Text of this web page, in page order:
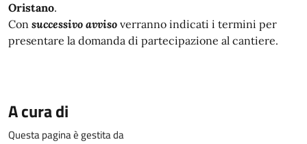
Oristano.
Con successivo avviso verranno indicati i termini per
presentare la domanda di partecipazione al cantiere.
A cura di
Questa pagina è gestita da